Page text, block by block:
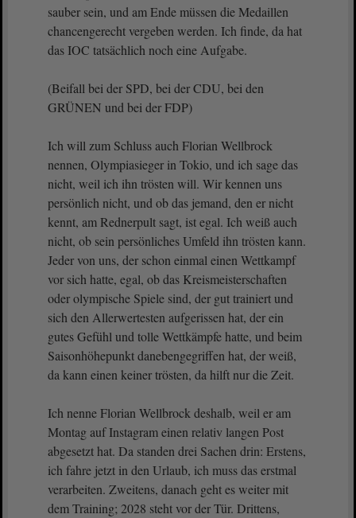
sauber sein, und am Ende müssen die Medaillen
chancengerecht vergeben werden. Ich finde, da hat
das IOC tatsächlich noch eine Aufgabe.
(Beifall bei der SPD, bei der CDU, bei den
GRÜNEN und bei der FDP)
Ich will zum Schluss auch Florian Wellbrock
nennen, Olympiasieger in Tokio, und ich sage das
nicht, weil ich ihn trösten will. Wir kennen uns
persönlich nicht, und ob das jemand, den er nicht
kennt, am Rednerpult sagt, ist egal. Ich weiß auch
nicht, ob sein persönliches Umfeld ihn trösten kann.
Jeder von uns, der schon einmal einen Wettkampf
vor sich hatte, egal, ob das Kreismeisterschaften
oder olympische Spiele sind, der gut trainiert und
sich den Allerwertesten aufgerissen hat, der ein
gutes Gefühl und tolle Wettkämpfe hatte, und beim
Saisonhöhepunkt danebengegriffen hat, der weiß,
da kann einen keiner trösten, da hilft nur die Zeit.
Ich nenne Florian Wellbrock deshalb, weil er am
Montag auf Instagram einen relativ langen Post
abgesetzt hat. Da standen drei Sachen drin: Erstens,
ich fahre jetzt in den Urlaub, ich muss das erstmal
verarbeiten. Zweitens, danach geht es weiter mit
dem Training; 2028 steht vor der Tür. Drittens,